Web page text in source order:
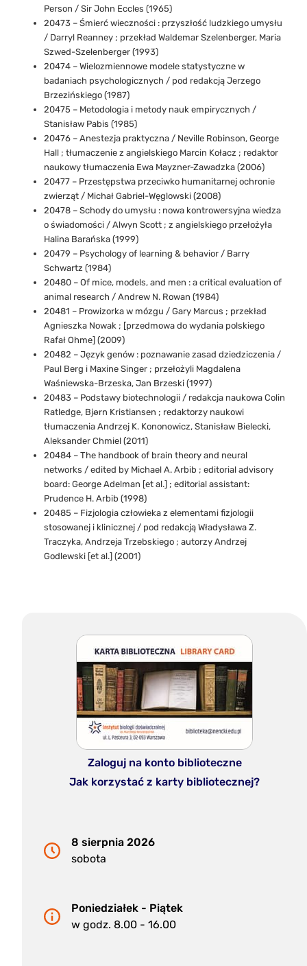
Person / Sir John Eccles (1965)
20473 – Śmierć wieczności : przyszłość ludzkiego umysłu
/ Darryl Reanney ; przekład Waldemar Szelenberger, Maria
Szwed-Szelenberger (1993)
20474 – Wielozmiennowe modele statystyczne w
badaniach psychologicznych / pod redakcją Jerzego
Brzezińskiego (1987)
20475 – Metodologia i metody nauk empirycznych /
Stanisław Pabis (1985)
20476 – Anestezja praktyczna / Neville Robinson, George
Hall ; tłumaczenie z angielskiego Marcin Kołacz ; redaktor
naukowy tłumaczenia Ewa Mayzner-Zawadzka (2006)
20477 – Przestępstwa przeciwko humanitarnej ochronie
zwierząt / Michał Gabriel-Węglowski (2008)
20478 – Schody do umysłu : nowa kontrowersyjna wiedza
o świadomości / Alwyn Scott ; z angielskiego przełożyła
Halina Barańska (1999)
20479 – Psychology of learning & behavior / Barry
Schwartz (1984)
20480 – Of mice, models, and men : a critical evaluation of
animal research / Andrew N. Rowan (1984)
20481 – Prowizorka w mózgu / Gary Marcus ; przekład
Agnieszka Nowak ; [przedmowa do wydania polskiego
Rafał Ohme] (2009)
20482 – Język genów : poznawanie zasad dziedziczenia /
Paul Berg i Maxine Singer ; przełożyli Magdalena
Waśniewska-Brzeska, Jan Brzeski (1997)
20483 – Podstawy biotechnologii / redakcja naukowa Colin
Ratledge, Bjørn Kristiansen ; redaktorzy naukowi
tłumaczenia Andrzej K. Kononowicz, Stanisław Bielecki,
Aleksander Chmiel (2011)
20484 – The handbook of brain theory and neural
networks / edited by Michael A. Arbib ; editorial advisory
board: George Adelman [et al.] ; editorial assistant:
Prudence H. Arbib (1998)
20485 – Fizjologia człowieka z elementami fizjologii
stosowanej i klinicznej / pod redakcją Władysława Z.
Traczyka, Andrzeja Trzebskiego ; autorzy Andrzej
Godlewski [et al.] (2001)
Zaloguj na konto biblioteczne
Jak korzystać z karty bibliotecznej?
8 sierpnia 2026
sobota
Poniedziałek - Piątek
w godz. 8.00 - 16.00